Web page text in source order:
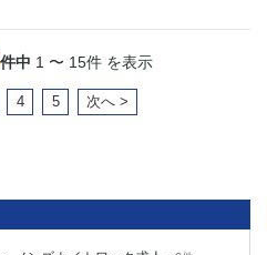
件中 1 〜 15件 を表示
4 5 次へ >